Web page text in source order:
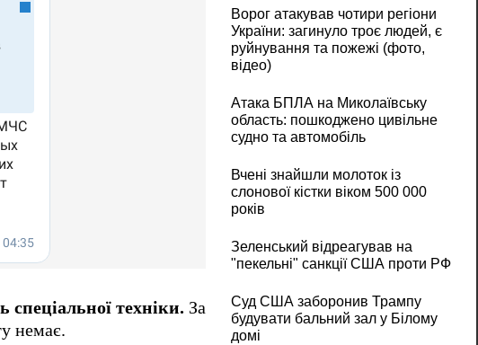
техніки. За
немає.
Ворог атакував чотири регіони
України: загинуло троє людей, є
руйнування та пожежі (фото,
відео)
Атака БПЛА на Миколаївську
область: пошкоджено цивільне
судно та автомобіль
Вчені знайшли молоток із
слонової кістки віком 500 000
років
Зеленський відреагував на
"пекельні" санкції США проти РФ
Суд США заборонив Трампу
будувати бальний зал у Білому
домі